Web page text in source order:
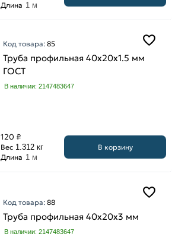
Длина 1 м
Код товара:85
Труба профильная 40х20х1.5 мм
ГОСТ
В наличии: 2147483647
120 ₽
Вес 1.312 кг
Длина 1 м
В корзину
Код товара:88
Труба профильная 40х20х3 мм
В наличии: 2147483647